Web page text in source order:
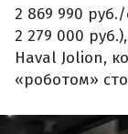
2 869 990
2 279 000
Haval Jolion,
«роботом»